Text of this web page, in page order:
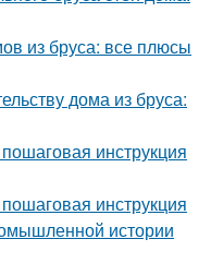
из бруса: все плюсы
дома из бруса:
инструкция
инструкция
истории